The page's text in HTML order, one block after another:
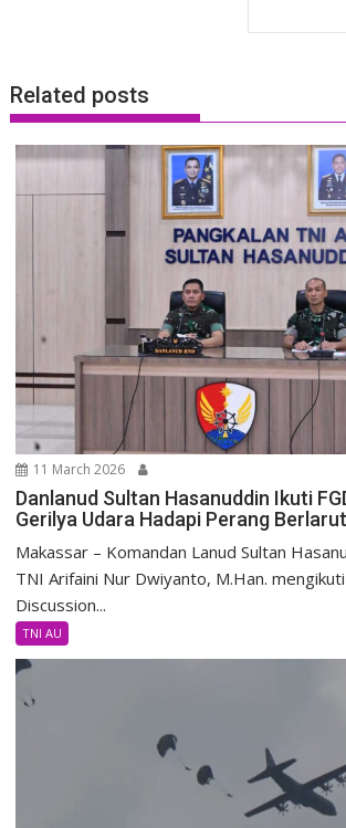
Related posts
11 March 2026
Danlanud Sultan Hasanuddin Ikuti
Gerilya Udara Hadapi Perang Berlarut
Makassar – Komandan Lanud Sultan
TNI Arifaini Nur Dwiyanto, M.Han.
Discussion...
TNI AU